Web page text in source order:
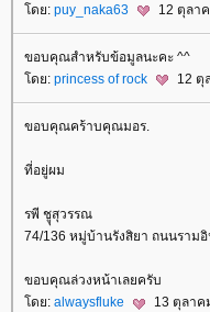
ดย: puy_naka63 12 ตุลา
ขอบคุณสำหรับข้อมูลนะคะ ^^
ดย: princess of rock 12 ตุ
ขอบคุณคร้าบคุณมอร.
ที่อยู่ผม
รพี ชูุสุวรรณ
74/136 หมู่บ้านรังสิยา ถนนราม
ขอบคุณล่วงหน้าเลยครับ
ดย: alwaysfluke 13 ตุลาค